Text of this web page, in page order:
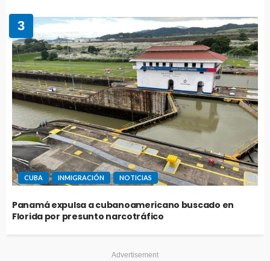
3
CUBA INMIGRACIÓN NOTICIAS
Panamá expulsa a cubanoamericano buscado en
Florida por presunto narcotráfico
Advertisement